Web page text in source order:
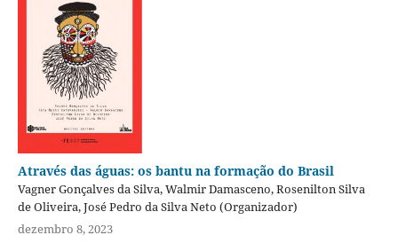
Através das águas: os bantu na formação do Brasil
Vagner Gonçalves da Silva, Walmir Damasceno, Rosenilton Silva
de Oliveira, José Pedro da Silva Neto (Organizador)
dezembro 8, 2023